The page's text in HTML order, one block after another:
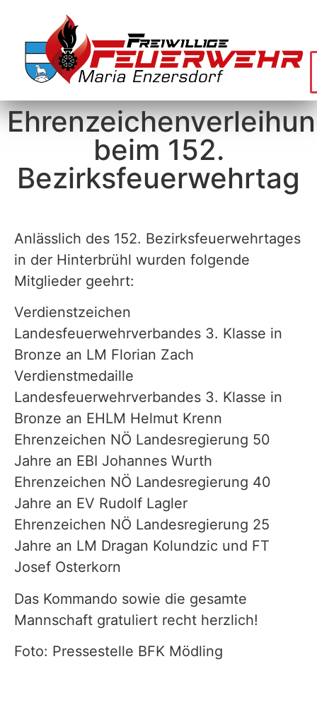
beim 152.
Bezirksfeuerwehrtag
Anlässlich des 152. Bezirksfeuerwehrtages
in der Hinterbrühl wurden folgende
Mitglieder geehrt:
Verdienstzeichen
Landesfeuerwehrverbandes 3. Klasse in
Bronze an LM Florian Zach
Verdienstmedaille
Landesfeuerwehrverbandes 3. Klasse in
Bronze an EHLM Helmut Krenn
Ehrenzeichen NÖ Landesregierung 50
Jahre an EBI Johannes Wurth
Ehrenzeichen NÖ Landesregierung 40
Jahre an EV Rudolf Lagler
Ehrenzeichen NÖ Landesregierung 25
Jahre an LM Dragan Kolundzic und FT
Josef Osterkorn
Das Kommando sowie die gesamte
Mannschaft gratuliert recht herzlich!
Foto: Pressestelle BFK Mödling